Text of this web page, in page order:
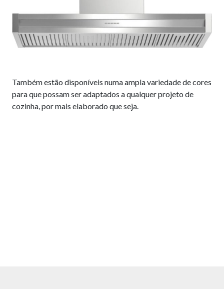
Também estão disponíveis numa ampla variedade de cores
para que possam ser adaptados a qualquer projeto de
cozinha, por mais elaborado que seja.